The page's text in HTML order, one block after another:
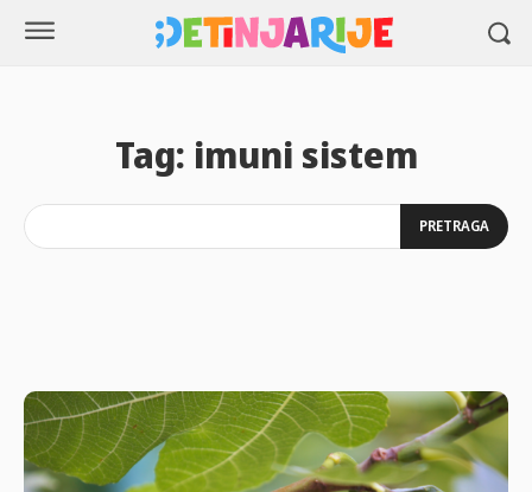
Tag: imuni sistem
PRETRAGA